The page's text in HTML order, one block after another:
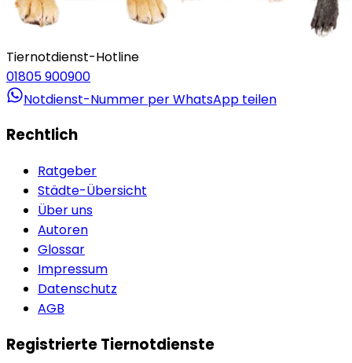
Tiernotdienst-Hotline
01805 900900
Notdienst-Nummer per WhatsApp teilen
Rechtlich
Ratgeber
Städte-Übersicht
Über uns
Autoren
Glossar
Impressum
Datenschutz
AGB
Registrierte Tiernotdienste